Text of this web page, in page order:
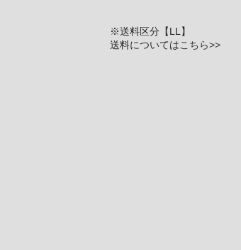
※送料区分【LL】
送料についてはこちら>>